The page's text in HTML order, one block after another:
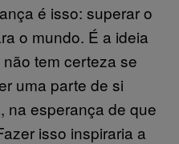
é isso: superar o
o mundo. É a ideia
tem certeza se
uma parte de si
na esperança de que
isso inspiraria a